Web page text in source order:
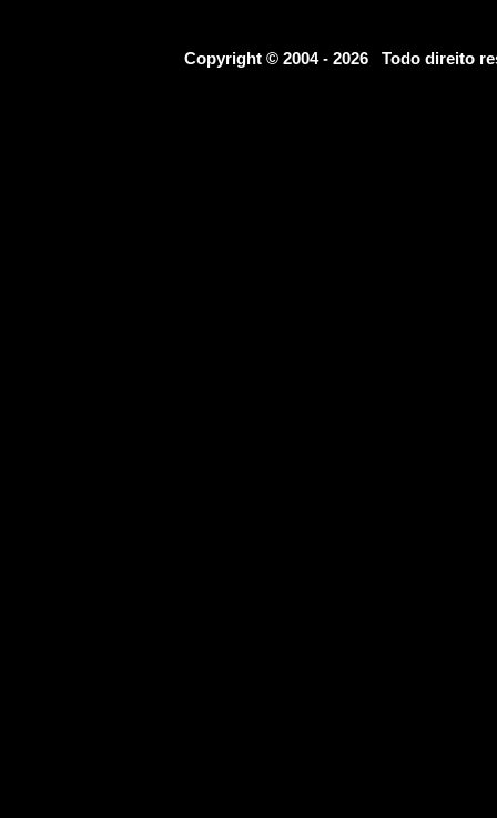
Copyright © 2004 - 2026 Todo direito